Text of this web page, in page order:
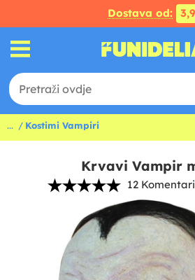
Dostava od:
... Kostimi Vampiri
Krvavi Vampir
12 Komentari